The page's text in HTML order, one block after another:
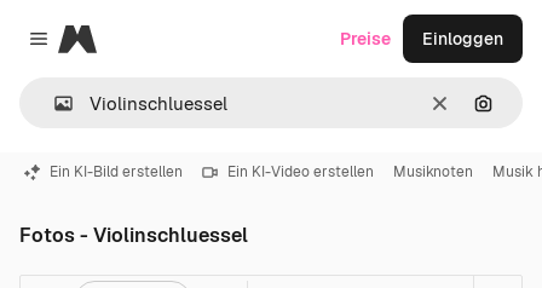
Close menu
Magnific
LöschenNach
Preise Einloggen
Ein KI-Bild erstellen Ein KI-Video erstellen Musiknoten Musik
Fotos - Violinschluessel